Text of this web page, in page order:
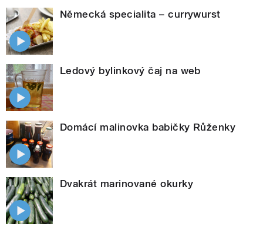
Německá specialita – currywurst
Ledový bylinkový čaj na web
Domácí malinovka babičky Růženky
Dvakrát marinované okurky